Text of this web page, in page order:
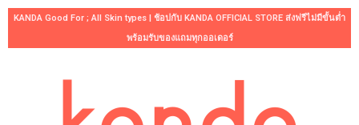
KANDA Good For ; All Skin types | ช้อปกับ KANDA OFFICIAL STORE ส่งฟรีไม่มีขั้นต่ำ
พร้อมรับของแถมทุกออเดอร์